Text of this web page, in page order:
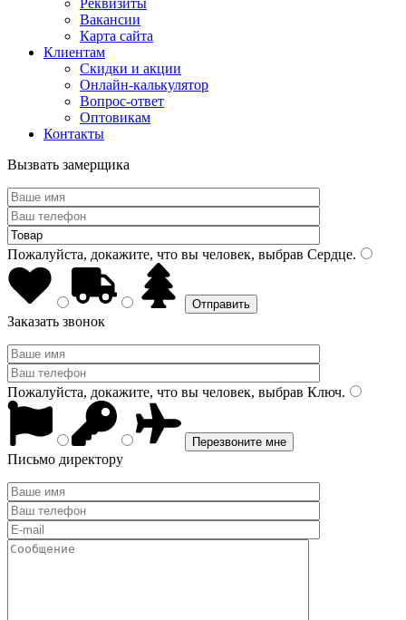
Реквизиты
Вакансии
Карта сайта
Клиентам
Скидки и акции
Онлайн-калькулятор
Вопрос-ответ
Оптовикам
Контакты
Вызвать замерщика
Пожалуйста, докажите, что вы человек, выбрав Сердце.
Заказать звонок
Пожалуйста, докажите, что вы человек, выбрав Ключ.
Письмо директору